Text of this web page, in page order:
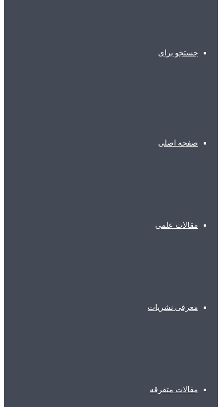
جستجو برای
صفحه اصلی
مقالات علمی
معرفی نشریات
مقالات متفرقه